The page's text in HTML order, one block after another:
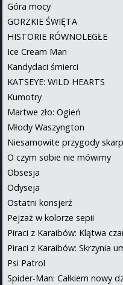
Góra mocy
GORZKIE ŚWIĘTA
HISTORIE RÓWNOLEGŁE
Ice Cream Man
Kandydaci śmierci
KATSEYE: WILD HEARTS
Kumotry
Martwe zło: Ogień
Młody Waszyngton
Niesamowite przygody
O czym sobie nie mówimy
Obsesja
Odyseja
Ostatni konsjerż
Pejzaż w kolorze sepii
Piraci z Karaibów: Klątwa
Piraci z Karaibów: Skrzynia
Psi Patrol
Spider-Man: Całkiem nowy